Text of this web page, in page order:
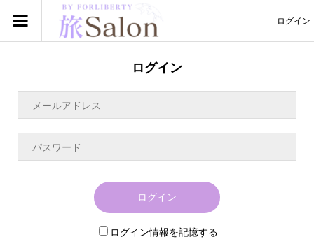
ログイン
ログイン
ログイン
ログイン情報を記憶する